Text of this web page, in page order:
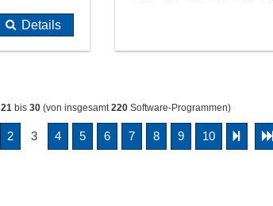
Details
21bis 30(von insgesamt220Software-Programmen)
2 3 4 5 6 7 8 9 10